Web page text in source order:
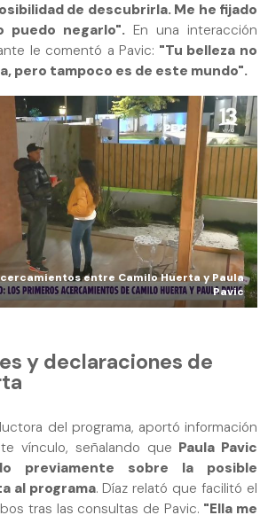
de descubrirla. Me he fijado
puedo negarlo". En una interacción
le comentó a Pavic: "Tu belleza no
pero tampoco es de este mundo".
entre Camilo Huerta y Paula
Pavic
y declaraciones de
del programa, aportó información
vínculo, señalando que Paula Pavic
previamente sobre la posible
al programa. Díaz relató que facilitó el
tras las consultas de Pavic. "Ella me